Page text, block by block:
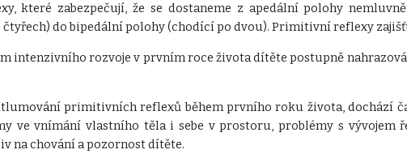
které zabezpečují, že se dostaneme z apedální polohy
do bipedální polohy (chodící po dvou). Primitivní reflexy
intenzivního rozvoje v prvním roce života dítěte postupně
primitivních reflexů během prvního roku života, dochází
ve vnímání vlastního těla i sebe v prostoru, problémy s
na chování a pozornost dítěte.